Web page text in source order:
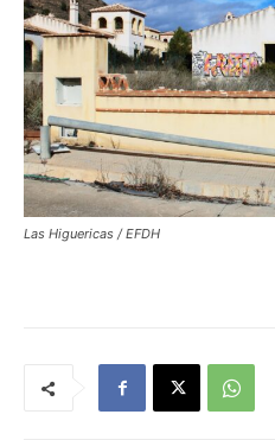
Las Higuericas / EFDH